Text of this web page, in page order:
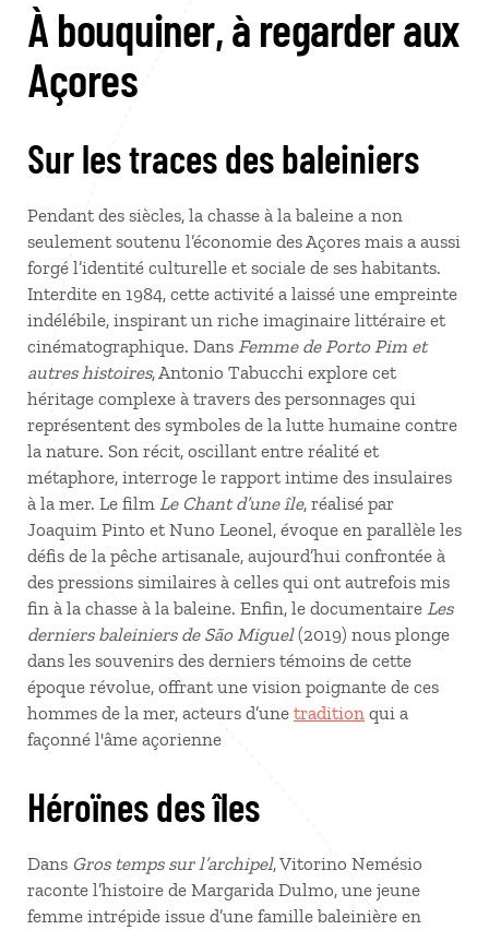
À bouquiner, à regarder aux
Açores
Sur les traces des baleiniers
Pendant des siècles, la chasse à la baleine a non
seulement soutenu l’économie des Açores mais a aussi
forgé l’identité culturelle et sociale de ses habitants.
Interdite en 1984, cette activité a laissé une empreinte
indélébile, inspirant un riche imaginaire littéraire et
cinématographique. Dans Femme de Porto Pim et
autres histoires, Antonio Tabucchi explore cet
héritage complexe à travers des personnages qui
représentent des symboles de la lutte humaine contre
la nature. Son récit, oscillant entre réalité et
métaphore, interroge le rapport intime des insulaires
à la mer. Le film Le Chant d’une île, réalisé par
Joaquim Pinto et Nuno Leonel, évoque en parallèle les
défis de la pêche artisanale, aujourd’hui confrontée à
des pressions similaires à celles qui ont autrefois mis
fin à la chasse à la baleine. Enfin, le documentaire Les
derniers baleiniers de São Miguel(2019) nous plonge
dans les souvenirs des derniers témoins de cette
époque révolue, offrant une vision poignante de ces
hommes de la mer, acteurs d’une tradition qui a
façonné l'âme açorienne
Héroïnes des îles
Dans Gros temps sur l’archipel, Vitorino Nemésio
raconte l’histoire de Margarida Dulmo, une jeune
femme intrépide issue d’une famille baleinière en